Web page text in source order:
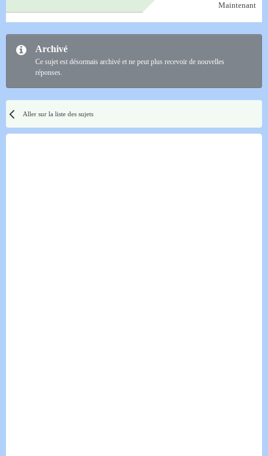
Maintenant
Archivé
Ce sujet est désormais archivé et ne peut plus recevoir de nouvelles
réponses.
Aller sur la liste des sujets